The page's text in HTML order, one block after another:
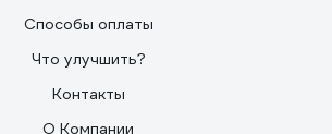
Способы оплаты
Что улучшить?
Контакты
О Компании